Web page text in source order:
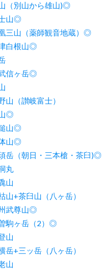
（別山から雄山)◎
山◎
三山（薬師観音地蔵）◎
白根山◎
信ヶ岳◎
山（讃岐富士）
◎
山◎
山◎
岳（朝日・三本槍・茶臼)◎
丸
山
山+茶臼山（八ヶ岳）
武尊山◎
駒ヶ岳（2）◎
山
岳+三ッ岳（八ヶ岳）
山